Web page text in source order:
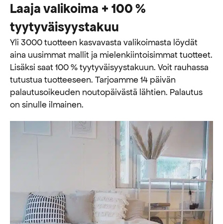
Laaja valikoima + 100 %
tyytyväisyystakuu
Yli 3000 tuotteen kasvavasta valikoimasta löydät
aina uusimmat mallit ja mielenkiintoisimmat tuotteet.
Lisäksi saat 100 % tyytyväisyystakuun. Voit rauhassa
tutustua tuotteeseen. Tarjoamme 14 päivän
palautusoikeuden noutopäivästä lähtien. Palautus
on sinulle ilmainen.